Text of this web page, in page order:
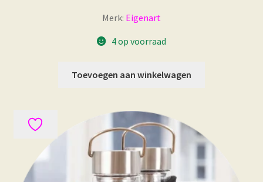
Merk: Eigenart
4 op voorraad
Toevoegen aan winkelwagen